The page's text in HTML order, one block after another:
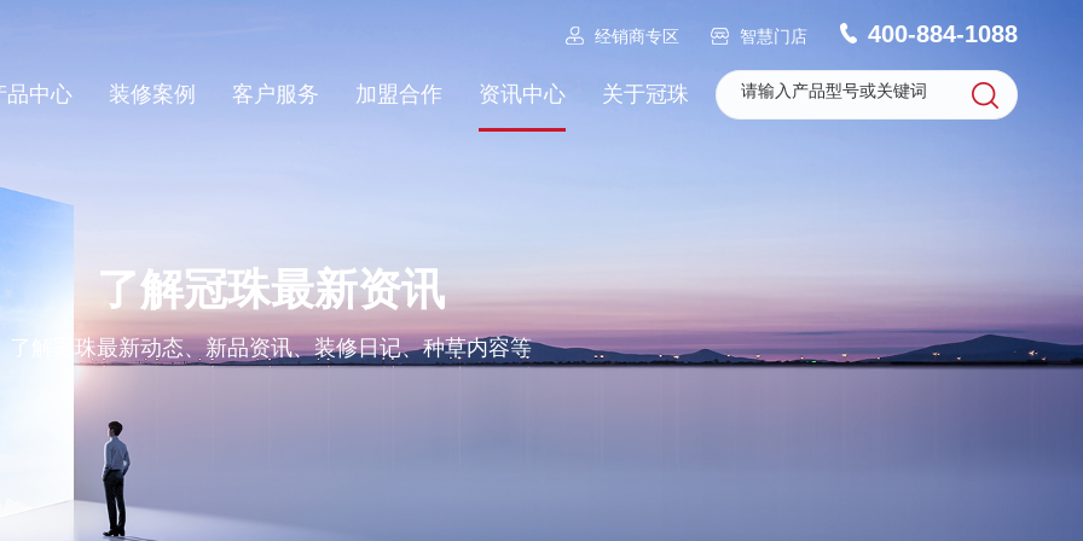
经销商专区 智慧门店 400-884-1088
品中心 装修案例 客户服务 加盟合作 资讯中心 关于冠珠
了解冠珠最新资讯
了解冠珠最新动态、新品资讯、装修日记、种草内容等